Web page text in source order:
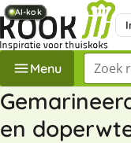
Menu Zoek
en
AI-kok
AI-kok
AI-kok
AI-kok
AI-kok
AI-kok
AI-kok